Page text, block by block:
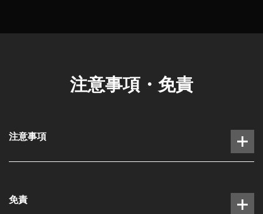
※お支払い時に、リーガメンバーズ会員証画面をスタッフ
現金、クレジットカード、デビットカード、電子マネ
旅行代理店、予約サイト等（当社ホームページ・アプリ
注意事項・免責
注意事項
することなく変更・中断・中止・終了することができま
す。なお、これにより生じた損害については、一切責任
免責